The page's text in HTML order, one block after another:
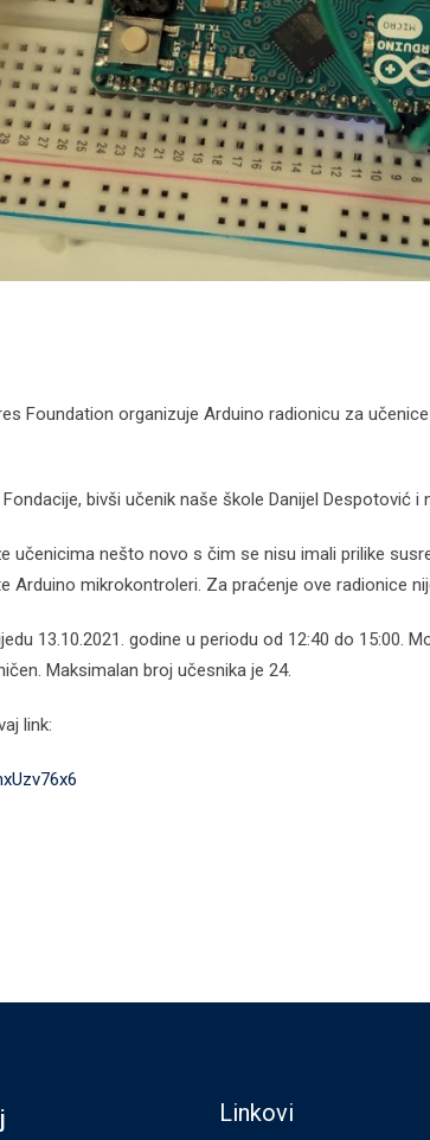
Foundation organizuje Arduino radionicu za
bivši učenik naše škole Danijel Despotović i
učenicima nešto novo s čim se nisu imali prilike
Arduino mikrokontroleri. Za praćenje ove radionice
13.10.2021. godine u periodu od 12:40 do 15:00.
Maksimalan broj učesnika je 24.
link:
Linkovi